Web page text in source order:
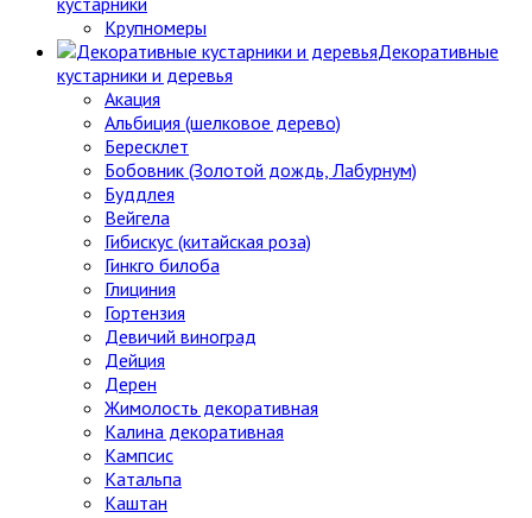
Крупномеры
Декоративные
кустарники и деревья
Акация
Альбиция (шелковое дерево)
Бересклет
Бобовник (Золотой дождь, Лабурнум)
Буддлея
Вейгела
Гибискус (китайская роза)
Гинкго билоба
Глициния
Гортензия
Девичий виноград
Дейция
Дерен
Жимолость декоративная
Калина декоративная
Кампсис
Катальпа
Каштан